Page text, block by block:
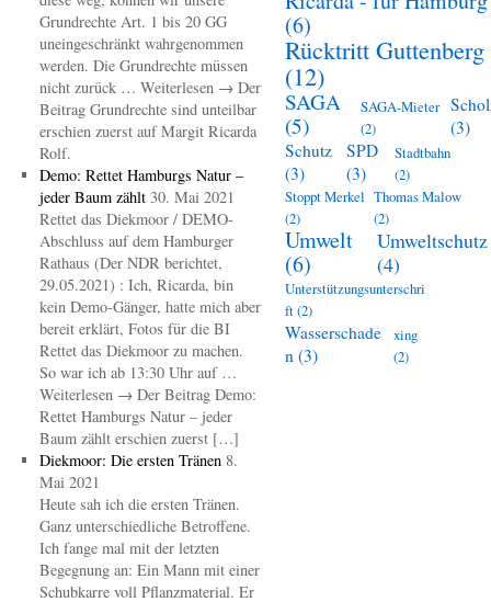
Grundrechte Art. 1 bis 20 GG
uneingeschränkt wahrgenommen
werden. Die Grundrechte müssen
nicht zurück … Weiterlesen → Der
Beitrag Grundrechte sind unteilbar
erschien zuerst auf Margit Ricarda
Rolf.
Demo: Rettet Hamburgs Natur –
jeder Baum zählt 30. Mai 2021
Rettet das Diekmoor / DEMO-
Abschluss auf dem Hamburger
Rathaus (Der NDR berichtet,
29.05.2021) : Ich, Ricarda, bin
kein Demo-Gänger, hatte mich aber
bereit erklärt, Fotos für die BI
Rettet das Diekmoor zu machen.
So war ich ab 13:30 Uhr auf …
Weiterlesen → Der Beitrag Demo:
Rettet Hamburgs Natur – jeder
Baum zählt erschien zuerst […]
Diekmoor: Die ersten Tränen 8.
Mai 2021
Heute sah ich die ersten Tränen.
Ganz unterschiedliche Betroffene.
Ich fange mal mit der letzten
Begegnung an: Ein Mann mit einer
Schubkarre voll Pflanzmaterial. Er
(6)
Rücktritt Guttenberg
(12)
SAGA
(5)
SAGA-Mieter
(2)
(3)
Schutz
(3)
SPD
(3)
Stadtbahn
(2)
Stoppt Merkel
(2)
Thomas Malow
(2)
Umwelt
(6)
Umweltschutz
(4)
Unterstützungsunterschri
ft(2)
Wasserschade
n (3)
xing
(2)